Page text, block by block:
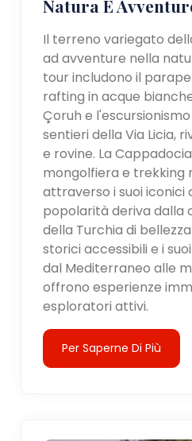
Natura E
Il terreno variegato
ad avventure nella
tour includono il
rafting in acque
Çoruh e
sentieri della Via Licia,
e rovine. La
mongolfiera e trekking
attraverso i suoi iconici
popolarità deriva dalla
della Turchia di
storici accessibili e i
dal Mediterraneo alle
offrono esperienze
esploratori attivi.
Per Saperne Di Più